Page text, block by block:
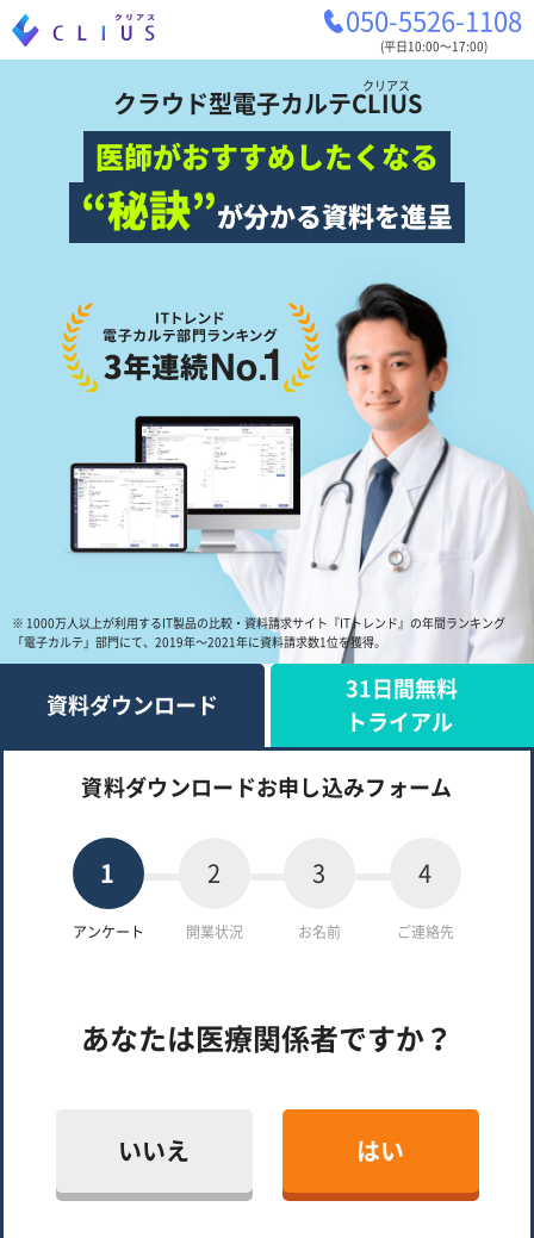
050-5526-1108
(平日10:00〜17:00)
クラウド型電子カルテCLIUS
クリアス
医師がおすすめしたくなる
“秘訣”が分かる資料を進呈
※ 1000万人以上が利用するIT製品の比較・資料請求サイト『ITトレンド』の年間ランキング
「電子カルテ」部門にて、2019年〜2021年に資料請求数1位を獲得。
資料ダウンロード
31日間無料
トライアル
資料ダウンロードお申し込みフォーム
1
アンケート
2
開業状況
3
お名前
4
ご連絡先
あなたは医療関係者ですか？
いいえ はい